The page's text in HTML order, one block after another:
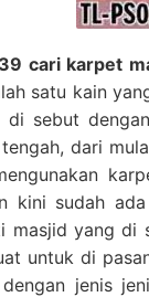
cari karpet
satu kain
di sebut
dari
kini sudah
masjid yang di
untuk di
jenis